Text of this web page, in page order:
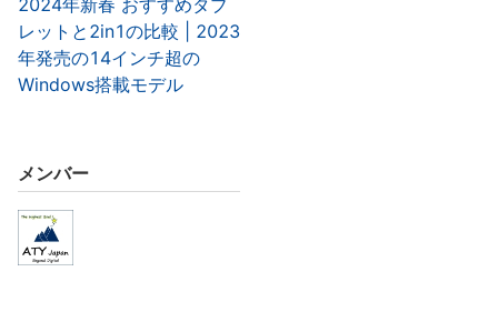
2024年新春 おすすめタブ
レットと2in1の比較 | 2023
年発売の14インチ超の
Windows搭載モデル
メンバー